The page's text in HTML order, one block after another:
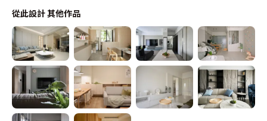
從此設計其他作品